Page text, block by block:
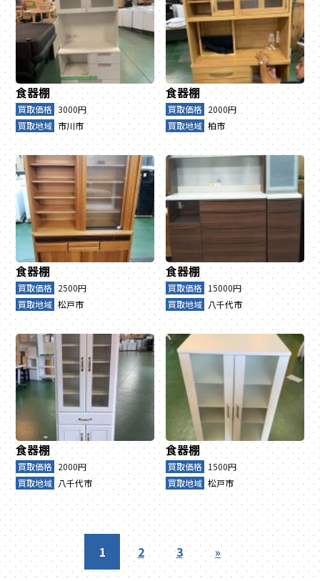
食器棚
買取価格 3000円
買取地域 市川市
食器棚
買取価格 2000円
買取地域 柏市
食器棚
買取価格 2500円
買取地域 松戸市
食器棚
買取価格 15000円
買取地域 八千代市
食器棚
買取価格 2000円
買取地域 八千代市
食器棚
買取価格 1500円
買取地域 松戸市
1 2 3 »